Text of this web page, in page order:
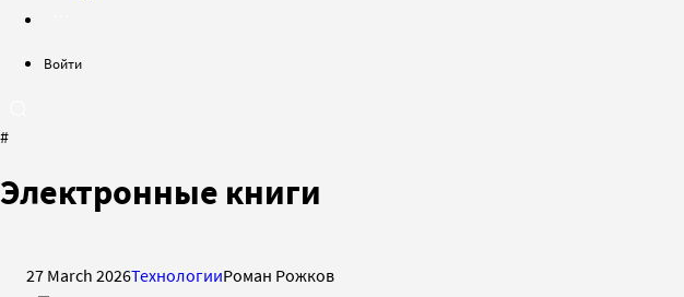
Войти
#
Электронные книги
27 March 2026ТехнологииРоман Рожков